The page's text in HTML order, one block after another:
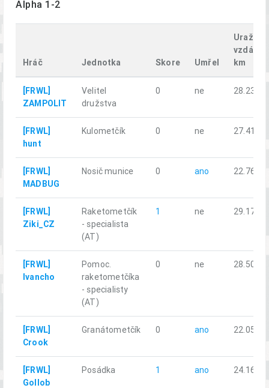
Alpha 1-2
Hráč Jednotka Skore Umřel
Uražená
km
[FRWL]
ZAMPOLIT
Velitel
družstva
0 ne 28.23
[FRWL]
hunt
Kulometčík 0 ne 27.41
[FRWL]
MADBUG
Nosič munice 0 ano 22.76
[FRWL]
Ziki_CZ
Raketometčík
- specialista
(AT)
1 ne 29.17
[FRWL]
Ivancho
Pomoc.
raketometčíka
- specialisty
(AT)
0 ne 28.50
[FRWL]
Crook
Granátometčík 0 ano 22.05
[FRWL]
Gollob
Posádka 1 ano 24.16